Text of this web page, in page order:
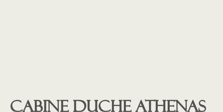
Cabine Duche Athenas